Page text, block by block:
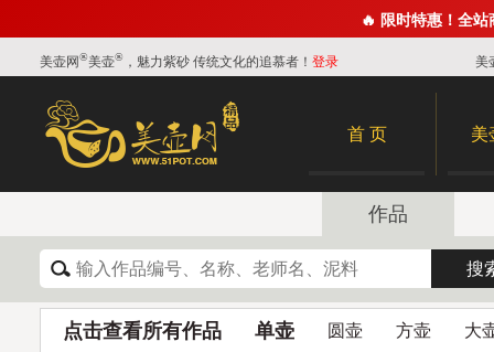
🔥 限时特惠！全
美壶网®美壶® ，魅力紫砂 传统文化的追慕者！ 登录 美
首 页 美
作品
点击查看所有作品 单壶 圆壶 方壶
大